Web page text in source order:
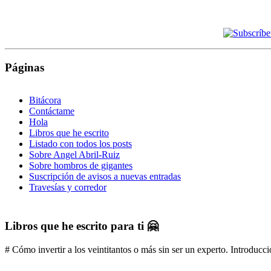
Páginas
Bitácora
Contáctame
Hola
Libros que he escrito
Listado con todos los posts
Sobre Angel Abril-Ruiz
Sobre hombros de gigantes
Suscripción de avisos a nuevas entradas
Travesías y corredor
Libros que he escrito para ti 🤗
# Cómo invertir a los veintitantos o más sin ser un experto.